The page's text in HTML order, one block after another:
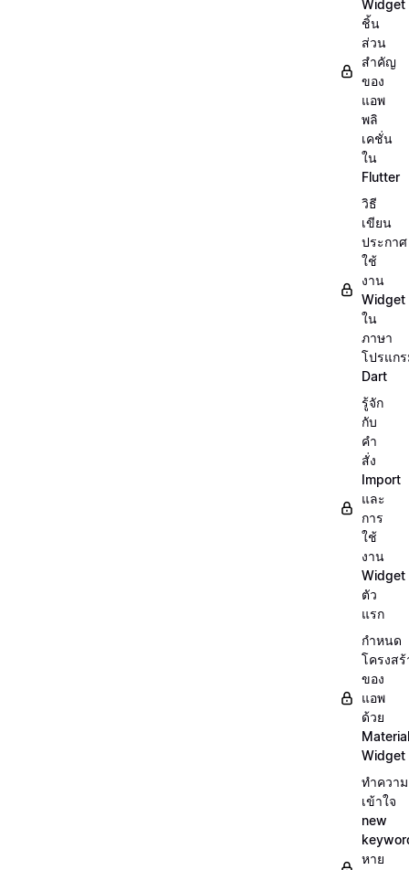
Widget
ชิ้น
ส่วน
สำคัญ
ของ
แอพ
พลิ
เคชั่น
ใน
Flutter
วิธี
เขียน
ประกาศ
ใช้
งาน
Widget
ใน
ภาษา
โปรแก
Dart
รู้จัก
กับ
คำ
สั่ง
Import
และ
การ
ใช้
งาน
Widget
ตัว
แรก
กำหนด
โครงสร้
ของ
แอพ
ด้วย
Widget
ทำความ
เข้าใจ
new
หาย